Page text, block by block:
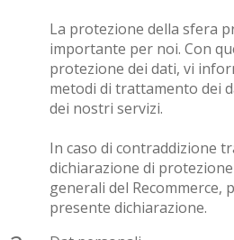
La protezione della sfera
importante per noi. Con
protezione dei dati, vi
metodi di trattamento dei
dei nostri servizi.
In caso di contraddizione
dichiarazione di
generali del Recommerce,
presente dichiarazione.